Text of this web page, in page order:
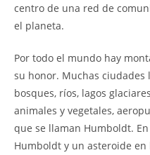
centro de una red de
el planeta.
Por todo el mundo hay
su honor. Muchas ciudades
bosques, ríos, lagos
animales y vegetales,
que se llaman Humboldt.
Humboldt y un asteroide en